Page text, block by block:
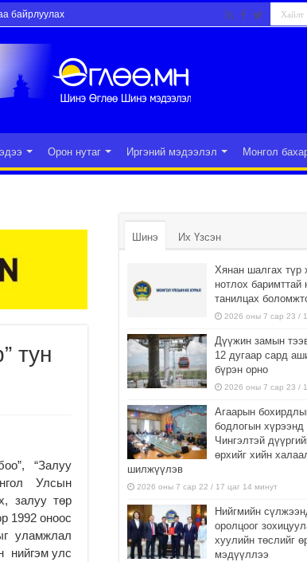
байрлуулах
Орон нутаг Иргэний мэдээлэл Монгол
тун
“Залуу
Улсын
залуу төр
1992 оноос
уламжлал
нийгэм улс
Шинэ Их Үзсэн
Хянан шалгах түр
нотлох баримттай
танилцах
2026 оны 7 сар 23 /
Дүүжин замын
12 дугаар сард
бүрэн орно
2026 оны 7 сар 23 /
Агаарын
бодлогын хүрээнд
Чингэлтэй
өрхийг хийн
шилжүүлэв
2026 оны 7 сар 22 / 17 цаг 14 минут
Нийгмийн
оролцоог
хуулийн төслийг
мэдүүллээ